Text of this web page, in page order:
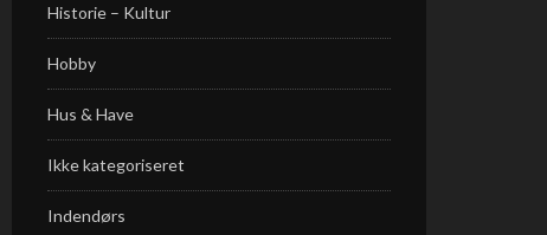
Historie – Kultur
Hobby
Hus & Have
Ikke kategoriseret
Indendørs